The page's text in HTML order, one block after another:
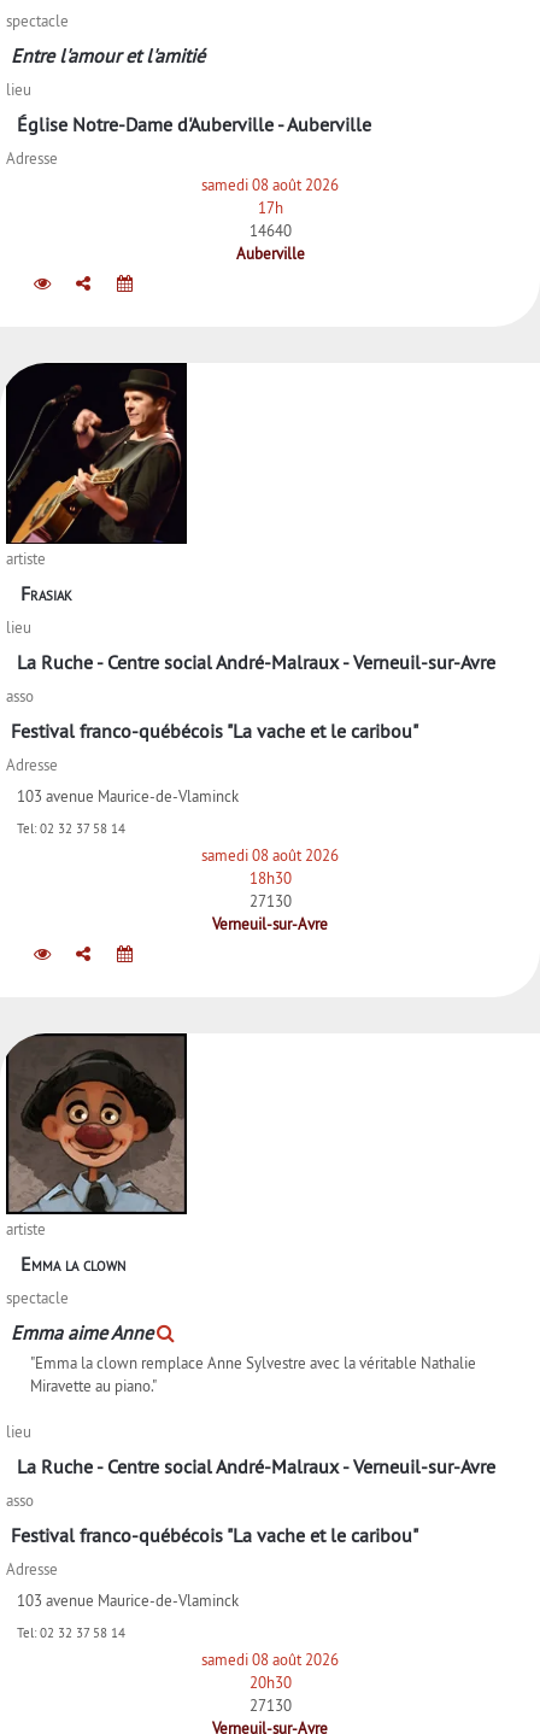
spectacle
Entre l'amour et l'amitié
lieu
Église Notre-Dame d'Auberville - Auberville
Adresse
samedi 08 août 2026
17h
14640
Auberville
artiste
Frasiak
lieu
La Ruche - Centre social André-Malraux - Verneuil-sur-Avre
asso
Festival franco-québécois "La vache et le caribou"
Adresse
103 avenue Maurice-de-Vlaminck
Tel: 02 32 37 58 14
samedi 08 août 2026
18h30
27130
Verneuil-sur-Avre
artiste
Emma la clown
spectacle
Emma aime Anne
"Emma la clown remplace Anne Sylvestre avec la véritable Nathalie
Miravette au piano."
lieu
La Ruche - Centre social André-Malraux - Verneuil-sur-Avre
asso
Festival franco-québécois "La vache et le caribou"
Adresse
103 avenue Maurice-de-Vlaminck
Tel: 02 32 37 58 14
samedi 08 août 2026
20h30
27130
Verneuil-sur-Avre